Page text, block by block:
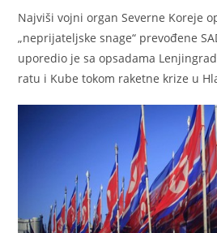
Najviši vojni organ Severne Koreje
„neprijateljske snage“ prevođene
uporedio je sa opsadama
ratu i Kube tokom raketne krize u